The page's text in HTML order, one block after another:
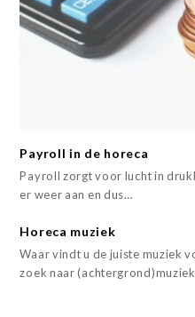
Payroll in de horeca
Payroll zorgt voor lucht in
er weer aan en dus…
Horeca muziek
Waar vindt u de juiste muziek
zoek naar